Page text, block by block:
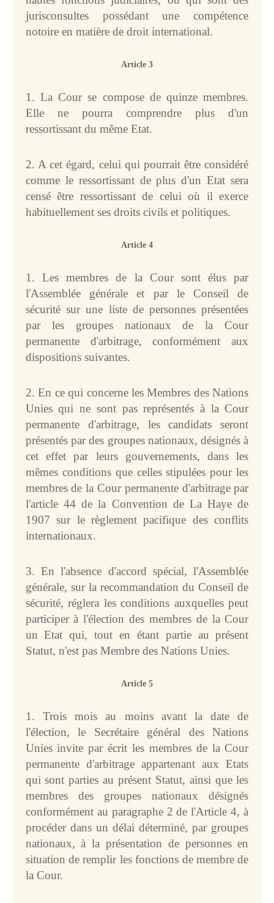
jurisconsultes possédant une compétence
notoire en matière de droit international.
Article 3
1. La Cour se compose de quinze membres.
Elle ne pourra comprendre plus d'un
ressortissant du même Etat.
2. A cet égard, celui qui pourrait être considéré
comme le ressortissant de plus d'un Etat sera
censé être ressortissant de celui où il exerce
habituellement ses droits civils et politiques.
Article 4
1. Les membres de la Cour sont élus par
l'Assemblée générale et par le Conseil de
sécurité sur une liste de personnes présentées
par les groupes nationaux de la Cour
permanente d'arbitrage, conformément aux
dispositions suivantes.
2. En ce qui concerne les Membres des Nations
Unies qui ne sont pas représentés à la Cour
permanente d'arbitrage, les candidats seront
présentés par des groupes nationaux, désignés à
cet effet par leurs gouvernements, dans les
mêmes conditions que celles stipulées pour les
membres de la Cour permanente d'arbitrage par
l'article 44 de la Convention de La Haye de
1907 sur le règlement pacifique des conflits
internationaux.
3. En l'absence d'accord spécial, l'Assemblée
générale, sur la recommandation du Conseil de
sécurité, réglera les conditions auxquelles peut
participer à l'élection des membres de la Cour
un Etat qui, tout en étant partie au présent
Statut, n'est pas Membre des Nations Unies.
Article 5
1. Trois mois au moins avant la date de
l'élection, le Secrétaire général des Nations
Unies invite par écrit les membres de la Cour
permanente d'arbitrage appartenant aux Etats
qui sont parties au présent Statut, ainsi que les
membres des groupes nationaux désignés
conformément au paragraphe 2 de l'Article 4, à
procéder dans un délai déterminé, par groupes
nationaux, à la présentation de personnes en
situation de remplir les fonctions de membre de
la Cour.
consultatifs et
ordonnances
Statut de la Cour
Règlement de la Cour
Autres textes
COMPÉTENCE
Etats non membres de
l'Organisation des Nations
Unies parties au Statut
Etats non parties au Statut
mais pouvant être admis à
ester devant la Cour
Fondements de la
compétence de la Cour
Compétence en
matière consultative
Organes et institutions
autorisés à demander un
avis consultatif
ESPACE PRESSE
Communiqués de
presse
Calendrier
Services aux médias
Accréditation
Multimédia
Questions
fréquemment posées
Visites
Assister à une audience
Présentation des activités
de la Cour
Jours de congé
officiels
Liens
Questions
fréquemment posées
PUBLICATIONS